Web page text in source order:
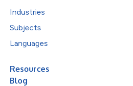
Industries
Subjects
Languages
Resources
Blog